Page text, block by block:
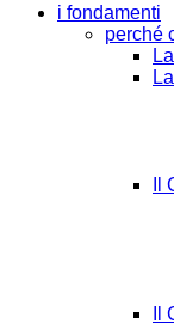
i fondamenti
perché